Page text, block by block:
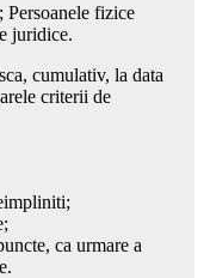
fizice
juridice.
cumulativ, la data
criterii de
ca urmare a